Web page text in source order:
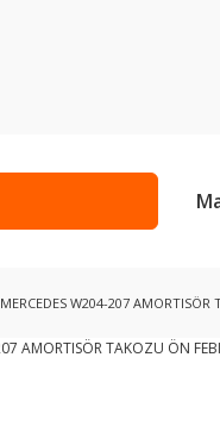
MERCEDES W204-207